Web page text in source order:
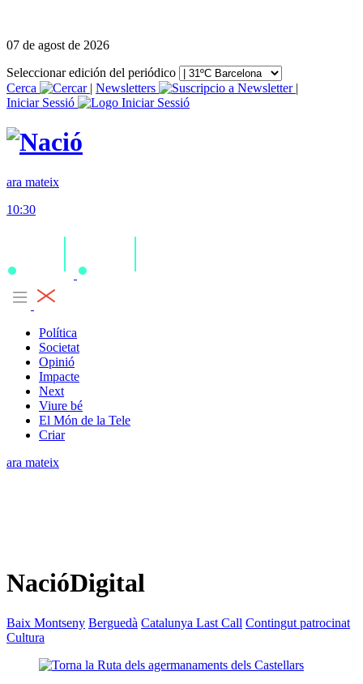
07 de agost de 2026
Seleccionar edición del periódico
Cerca
| Newsletters
|
Iniciar Sessió
ara mateix
10:30
Política
Societat
Opinió
Impacte
Next
Viure bé
El Món de la Tele
Criar
ara mateix
NacióDigital
Baix Montseny Berguedà Catalunya Last Call Contingut patrocinat
Cultura